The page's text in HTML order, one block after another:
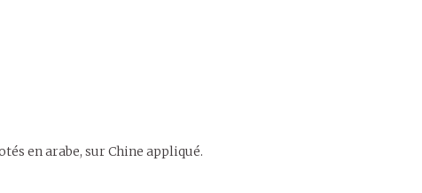
en arabe, sur Chine appliqué.